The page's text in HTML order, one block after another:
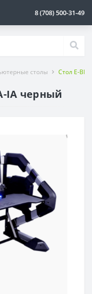
8 (708) 500-31-49
столы Стол E-
IA черный